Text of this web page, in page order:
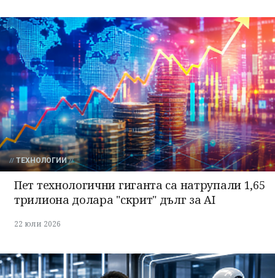
ТЕХНОЛОГИИ
Пет технологични гиганта са натрупали 1,65
трилиона долара "скрит" дълг за AI
22 юли 2026